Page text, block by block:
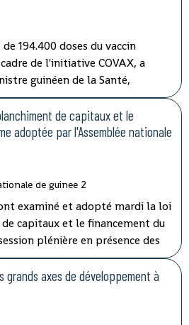
la corruption.
194.400 doses du vaccin
de l'initiative COVAX, a
guinéen de la Santé,
à la radio nationale.
de capitaux et le
adoptée par l'Assemblée nationale
examiné et adopté mardi la loi
capitaux et le financement du
plénière en présence des
grands axes de développement à